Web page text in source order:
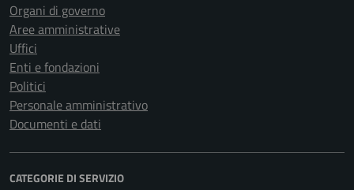
Organi di governo
Aree amministrative
Uffici
Enti e fondazioni
Politici
Personale amministrativo
Documenti e dati
CATEGORIE DI SERVIZIO